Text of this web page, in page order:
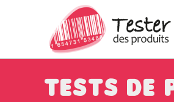
Tests de